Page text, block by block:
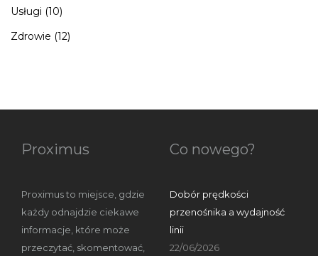
Usługi (10)
Zdrowie (12)
Proximus
Proximus to miejsce, gdzie
każdy odnajdzie ciekawe
informacje, które może
przeczytać, skomentować,
Co nowego?
Dobór prędkości
przenośnika a wydajność
linii
22/06/2026